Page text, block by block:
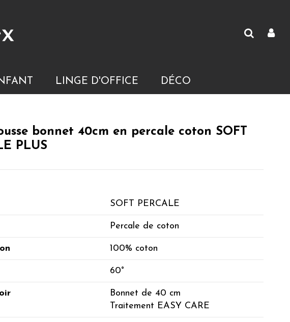
LINGE D'OFFICE DÉCO
bonnet 40cm en percale coton SOFT
PLUS
SOFT PERCALE
Percale de coton
100% coton
60°
Bonnet de 40 cm
Traitement EASY CARE